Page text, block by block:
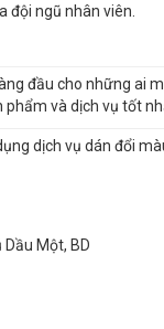
đội ngũ nhân viên.
đầu cho những ai
và dịch vụ tốt
dịch vụ dán đổi
Dầu Một, BD